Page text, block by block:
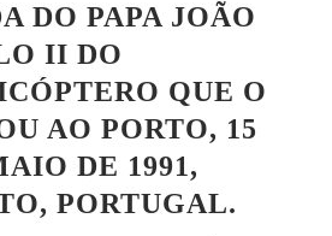
DO PAPA JOÃO
II DO
QUE O
AO PORTO, 15
DE 1991,
PORTUGAL.